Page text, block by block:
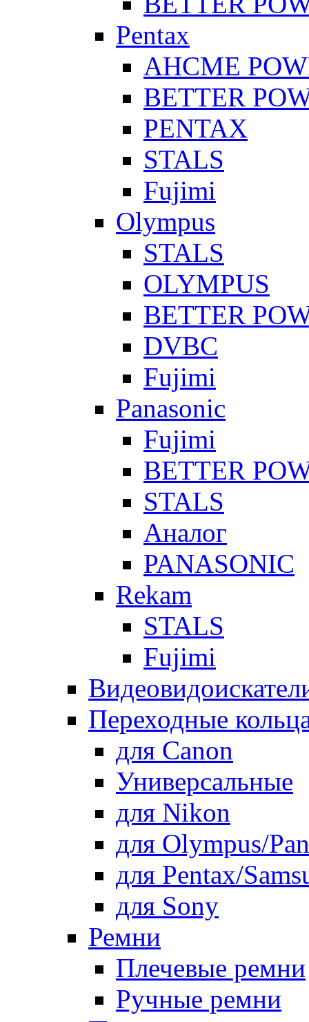
Pentax
AHCME
BETTER
PENTAX
STALS
Fujimi
Olympus
STALS
OLYMPUS
BETTER
DVBC
Fujimi
Panasonic
Fujimi
BETTER
STALS
Аналог
PANASONIC
Rekam
STALS
Fujimi
Переходные
для Canon
Универсальные
для Nikon
для Olympus/
для Pentax/
для Sony
Ремни
Плечевые ремни
Ручные ремни